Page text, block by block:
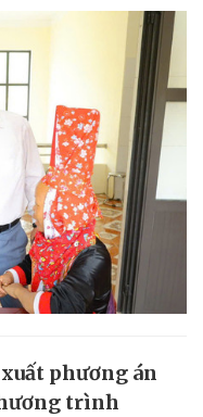
phương án
trình